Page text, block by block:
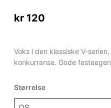
kr120
Voks i den klassiske V-
konkurranse. Gode
Størrelse